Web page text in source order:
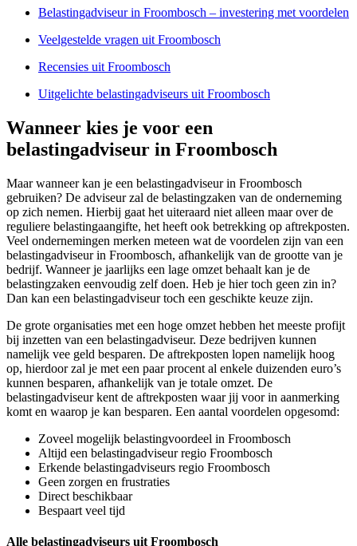
Belastingadviseur in Froombosch – investering met voordelen
Veelgestelde vragen uit Froombosch
Recensies uit Froombosch
Uitgelichte belastingadviseurs uit Froombosch
Wanneer kies je voor een
belastingadviseur in Froombosch
Maar wanneer kan je een belastingadviseur in Froombosch
gebruiken? De adviseur zal de belastingzaken van de onderneming
op zich nemen. Hierbij gaat het uiteraard niet alleen maar over de
reguliere belastingaangifte, het heeft ook betrekking op aftrekposten.
Veel ondernemingen merken meteen wat de voordelen zijn van een
belastingadviseur in Froombosch, afhankelijk van de grootte van je
bedrijf. Wanneer je jaarlijks een lage omzet behaalt kan je de
belastingzaken eenvoudig zelf doen. Heb je hier toch geen zin in?
Dan kan een belastingadviseur toch een geschikte keuze zijn.
De grote organisaties met een hoge omzet hebben het meeste profijt
bij inzetten van een belastingadviseur. Deze bedrijven kunnen
namelijk vee geld besparen. De aftrekposten lopen namelijk hoog
op, hierdoor zal je met een paar procent al enkele duizenden euro’s
kunnen besparen, afhankelijk van je totale omzet. De
belastingadviseur kent de aftrekposten waar jij voor in aanmerking
komt en waarop je kan besparen. Een aantal voordelen opgesomd:
Zoveel mogelijk belastingvoordeel in Froombosch
Altijd een belastingadviseur regio Froombosch
Erkende belastingadviseurs regio Froombosch
Geen zorgen en frustraties
Direct beschikbaar
Bespaart veel tijd
Alle belastingadviseurs uit Froombosch